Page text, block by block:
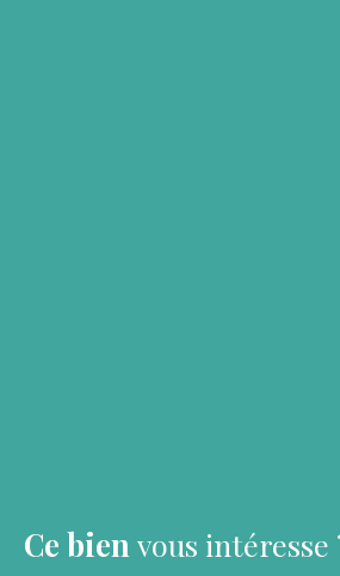
Ce bien vous intéresse